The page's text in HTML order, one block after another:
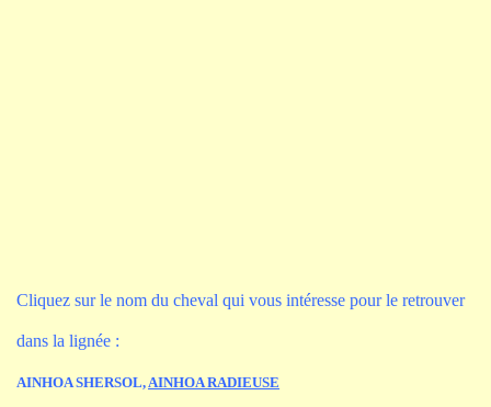
Cliquez sur le nom du cheval qui vous intéresse pour le retrouver
dans la lignée :
AINHOA SHERSOL,AINHOA RADIEUSE